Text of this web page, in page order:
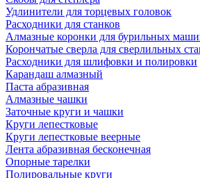
Удлинители для торцевых головок
Расходники для станков
Алмазные коронки для бурильных
Корончатые сверла для сверлильных
Расходники для шлифовки и полировки
Карандаш алмазный
Паста абразивная
Алмазные чашки
Заточные круги и чашки
Круги лепестковые
Круги лепестковые веерные
Лента абразивная бесконечная
Опорные тарелки
Полировальные круги